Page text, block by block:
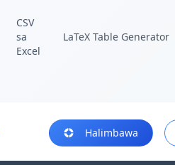
CSV
sa
Excel
LaTeX Table Generator
Halimbawa